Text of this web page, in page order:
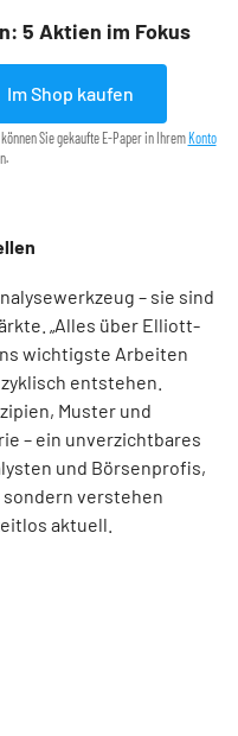
5 Aktien im Fokus
Im Shop kaufen
Sie gekaufte E-Paper in Ihrem Konto
– sie sind
„Alles über Elliott-
wichtigste Arbeiten
entstehen.
Muster und
– ein unverzichtbares
und Börsenprofis,
verstehen
aktuell.